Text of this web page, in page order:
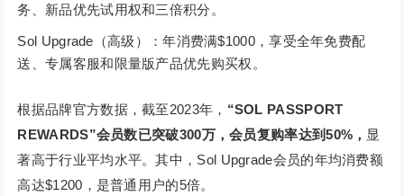
务、新品优先试用权和三倍积分。
Sol Upgrade（高级）：年消费满$1000，享受全年免费配
送、专属客服和限量版产品优先购买权。
根据品牌官方数据，截至2023年， “SOL PASSPORT
REWARDS”会员数已突破300万，会员复购率达到50%， 显
著高于行业平均水平。其中，Sol Upgrade会员的年均消费额
高达$1200，是普通用户的5倍。